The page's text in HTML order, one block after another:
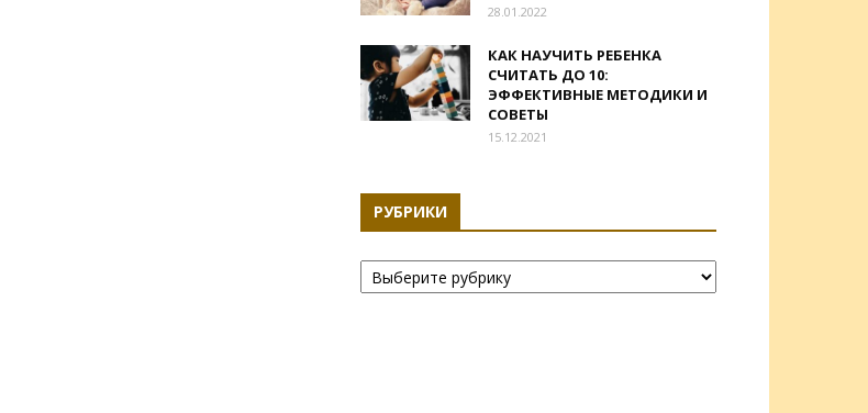
28.01.2022
КАК НАУЧИТЬ РЕБЕНКА
СЧИТАТЬ ДО 10:
ЭФФЕКТИВНЫЕ МЕТОДИКИ И
СОВЕТЫ
15.12.2021
РУБРИКИ
Рубрики